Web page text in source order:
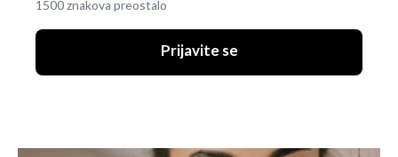
1500 znakova preostalo
Prijavite se